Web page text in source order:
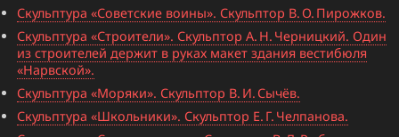
Скульптура «Советские воины». Скульптор В. О. Пирожков.
Скульптура «Строители». Скульптор А. Н. Черницкий. Один
из строителей держит в руках макет здания вестибюля
«Нарвской».
Скульптура «Моряки». Скульптор В. И. Сычёв.
Скульптура «Школьники». Скульптор Е. Г. Челпанова.